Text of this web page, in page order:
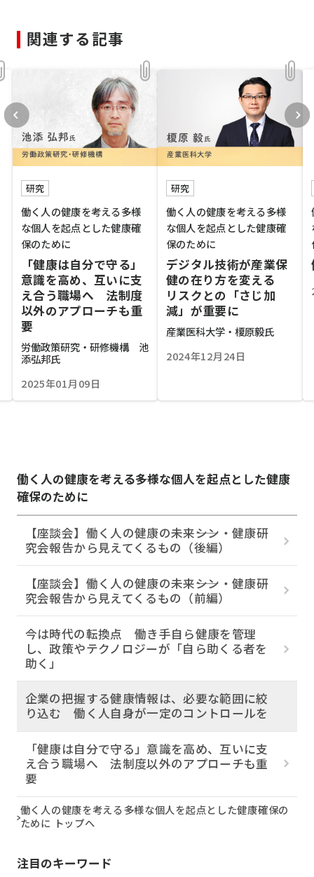
関連する記事
研究
働く人の健康を考える――多様
な個人を起点とした健康確
保のために
「健康は自分で守る」
意識を高め、互いに支
え合う職場へ 法制度
以外のアプローチも重
要
労働政策研究・研修機構 池
添弘邦氏
2025年01月09日
研究
働く人の健康を考える――多様
な個人を起点とした健康確
保のために
デジタル技術が産業保
健の在り方を変える
リスクとの「さじ加
減」が重要に
産業医科大学・榎原毅氏
2024年12月24日
働く人の健康を考える――多様な個人を起点とした健康
確保のために
【座談会】働く人の健康の未来――シン・健康研
究会報告から見えてくるもの（後編）
【座談会】働く人の健康の未来――シン・健康研
究会報告から見えてくるもの（前編）
今は時代の転換点 働き手自ら健康を管理
し、政策やテクノロジーが「自ら助くる者を
助く」
企業の把握する健康情報は、必要な範囲に絞
り込む 働く人自身が一定のコントロールを
「健康は自分で守る」意識を高め、互いに支
え合う職場へ 法制度以外のアプローチも重
要
働く人の健康を考える――多様な個人を起点とした健康確保の
ために トップへ
注目のキーワード